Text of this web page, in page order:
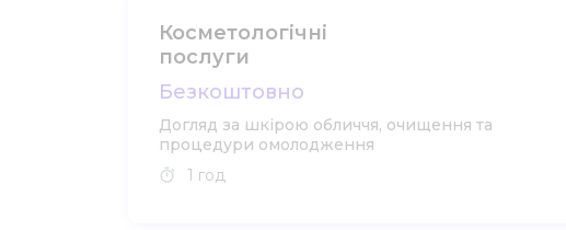
Косметологічні
послуги
Безкоштовно
Догляд за шкірою обличчя, очищення та
процедури омолодження
1 год